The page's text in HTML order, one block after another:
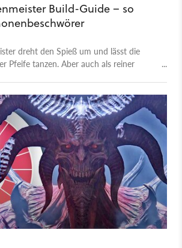
Build-Guide – so
dreht den Spieß um und lässt die
Pfeife tanzen. Aber auch als reiner